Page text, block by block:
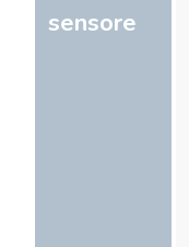
sensore